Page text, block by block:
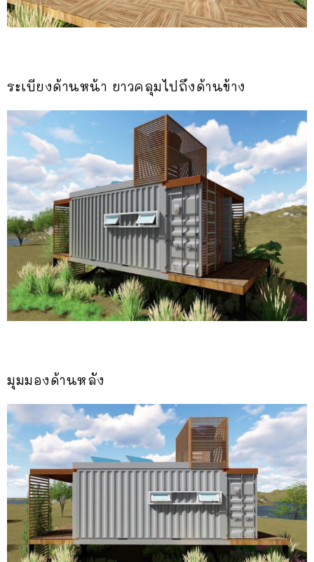
ระเบียงด้านหน้า ยาวคลุมไปถึงด้านข้าง
มุมมองด้านหลัง